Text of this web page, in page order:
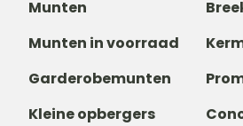
Munten
Munten in voorraad
Garderobemunten
Kleine opbergers